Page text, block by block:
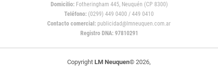
Domicilio:Fotheringham 445, Neuquén (CP 8300)
Teléfono: (0299) 449 0400 / 449 0410
Contacto comercial: publicidad@lmneuquen.com.ar
Registro DNA: 97810291
Copyright LM Neuquen© 2026,